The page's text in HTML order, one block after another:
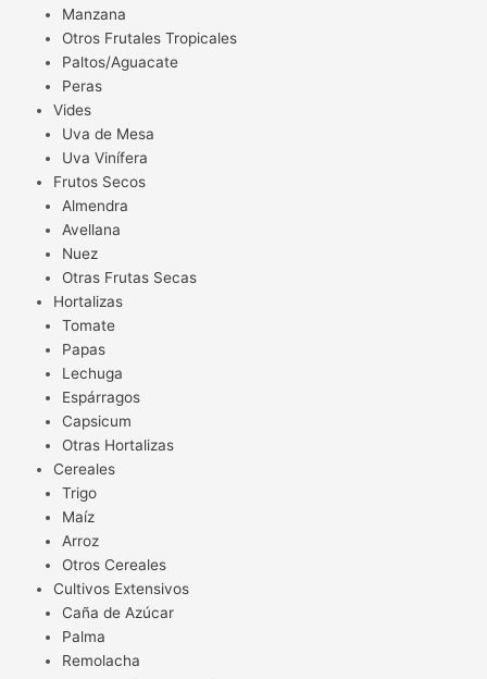
Manzana
Otros Frutales Tropicales
Paltos/Aguacate
Peras
Vides
Uva de Mesa
Uva Vinífera
Frutos Secos
Almendra
Avellana
Nuez
Otras Frutas Secas
Hortalizas
Tomate
Papas
Lechuga
Espárragos
Capsicum
Otras Hortalizas
Cereales
Trigo
Maíz
Arroz
Otros Cereales
Cultivos Extensivos
Caña de Azúcar
Palma
Remolacha